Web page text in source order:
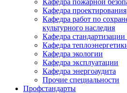
Кафедра пожарной
Кафедра проектирования
Кафедра работ по
культурного наследия
Кафедра
Кафедра
Кафедра экологии
Кафедра эксплуатации
Кафедра энергоаудита
Прочие специальности
Профстандарты